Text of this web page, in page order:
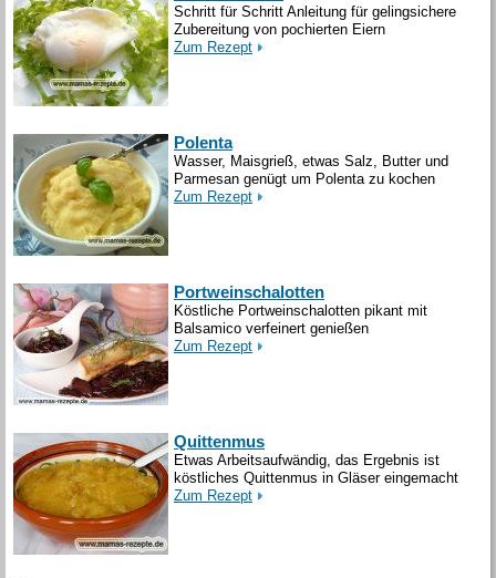
Schritt für Schritt Anleitung für gelingsichere
Zubereitung von pochierten Eiern
Zum Rezept
Polenta
Wasser, Maisgrieß, etwas Salz, Butter und
Parmesan genügt um Polenta zu kochen
Zum Rezept
Portweinschalotten
Köstliche Portweinschalotten pikant mit
Balsamico verfeinert genießen
Zum Rezept
Quittenmus
Etwas Arbeitsaufwändig, das Ergebnis ist
köstliches Quittenmus in Gläser eingemacht
Zum Rezept